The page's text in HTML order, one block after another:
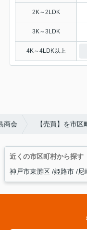
2K～2LDK
3K～3LDK
4K～4LDK以上
商会 【売買】を市
近くの市区町村から探す
神戸市東灘区 姫路市 尼